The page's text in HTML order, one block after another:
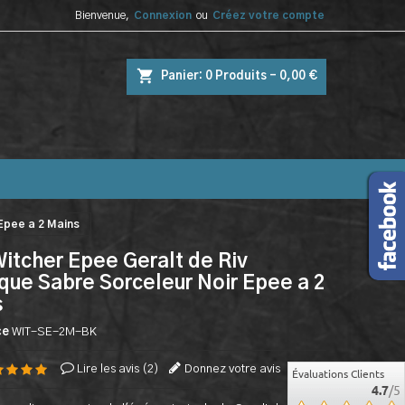
Bienvenue, Connexion ou Créez votre compte
shopping_cart Panier: 0 Produits - 0,00 €
a 2 Mains
Epee Geralt de Riv
Sabre Sorceleur Noir Epee a 2
WIT-SE-2M-BK
Lire les avis (2 ) Donnez votre avis Évaluations Clients
4.7/5